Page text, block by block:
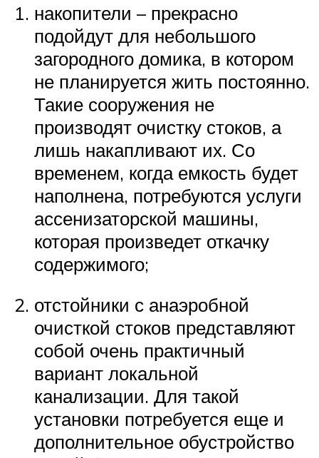
накопители – прекрасно
подойдут для небольшого
загородного домика, в котором
не планируется жить постоянно.
Такие сооружения не
производят очистку стоков, а
лишь накапливают их. Со
временем, когда емкость будет
наполнена, потребуются услуги
ассенизаторской машины,
которая произведет откачку
содержимого;
отстойники с анаэробной
очисткой стоков представляют
собой очень практичный
вариант локальной
канализации. Для такой
установки потребуется еще и
дополнительное обустройство